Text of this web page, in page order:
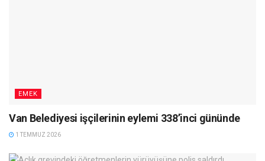
EMEK
Van Belediyesi işçilerinin eylemi 338’inci gününde
1 TEMMUZ 2026